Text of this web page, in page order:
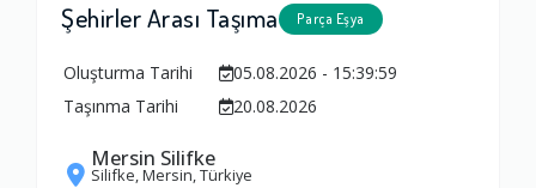
Şehirler Arası Taşıma Parça Eşya
Oluşturma Tarihi
05.08.2026 - 15:39:59
Taşınma Tarihi
20.08.2026
Mersin Silifke
Silifke, Mersin, Türkiye